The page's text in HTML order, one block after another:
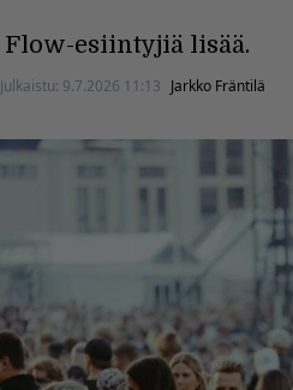
Flow-esiintyjiä lisää.
Julkaistu: 9.7.2026 11:13 Jarkko Fräntilä